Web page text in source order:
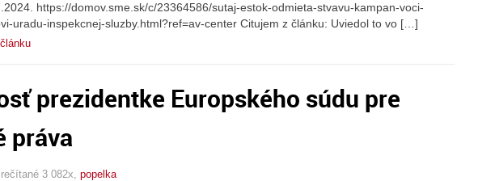
https://domov.sme.sk/c/23364586/sutaj-estok-odmieta-stvavu-kampan-voci-
uradu-inspekcnej-sluzby.html?ref=av-center Citujem z článku: Uviedol to vo […]
prezidentke Europského súdu pre
práva
3 082x, popelka